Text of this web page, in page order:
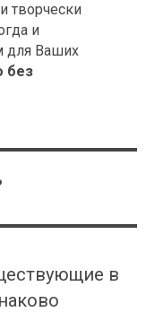
творчески
и
для Ваших
без
в